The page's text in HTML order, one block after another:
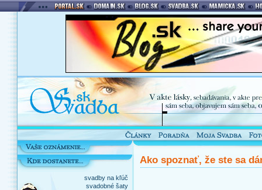
svadby na kľúč
svadobné šaty
Ako spoznať, že ste sa